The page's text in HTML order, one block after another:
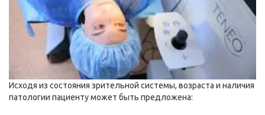
Исходя из состояния зрительной системы, возраста и наличия
патологии пациенту может быть предложена: